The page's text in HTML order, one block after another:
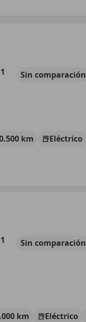
1 Sin comparación
km Eléctrico
1 Sin comparación
km Eléctrico